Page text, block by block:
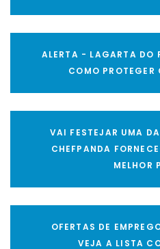
ALERTA - LAGARTA DO
COMO PROTEGER
VAI FESTEJAR UMA
CHEFPANDA
MELHOR
OFERTAS DE
VEJA A LISTA